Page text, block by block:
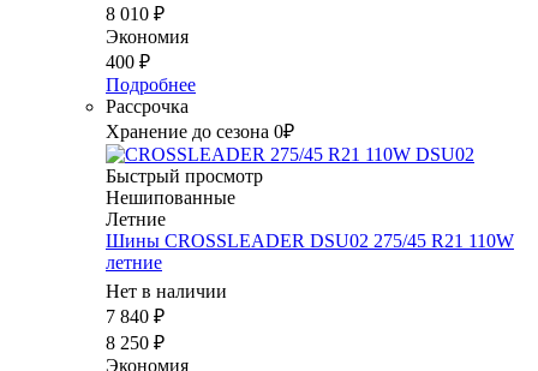
8 010 ₽
Экономия
400 ₽
Подробнее
Рассрочка
Хранение до сезона 0₽
Быстрый просмотр
Нешипованные
Летние
Шины CROSSLEADER DSU02 275/45 R21 110W
летние
Нет в наличии
7 840 ₽
8 250 ₽
Экономия